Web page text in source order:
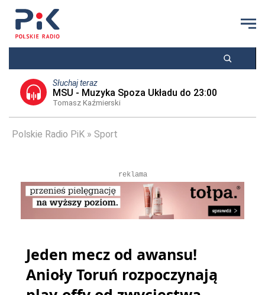
Słuchaj teraz
MSU - Muzyka Spoza Układu do 23:00
Tomasz Kaźmierski
Polskie Radio PiK Sport
reklama
Jeden mecz od awansu!
Anioły Toruń rozpoczynają